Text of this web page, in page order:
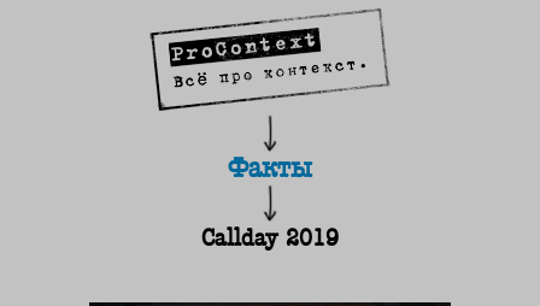
Факты
Callday 2019